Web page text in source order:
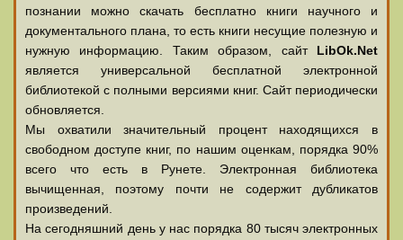
познании можно скачать бесплатно книги научного и
документального плана, то есть книги несущие полезную и
нужную информацию. Таким образом, сайт LibOk.Net
является универсальной бесплатной электронной
библиотекой с полными версиями книг. Сайт периодически
обновляется.
Мы охватили значительный процент находящихся в
свободном доступе книг, по нашим оценкам, порядка 90%
всего что есть в Рунете. Электронная библиотека
вычищенная, поэтому почти не содержит дубликатов
произведений.
На сегодняшний день у нас порядка 80 тысяч электронных